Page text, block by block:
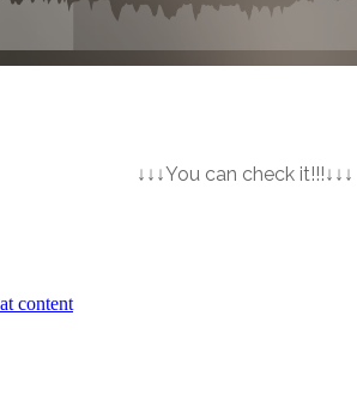
↓↓↓You can check it!!!↓↓↓